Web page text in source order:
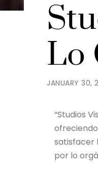
JANUARY 30,
Lo
“Studios
satisfacer
por lo